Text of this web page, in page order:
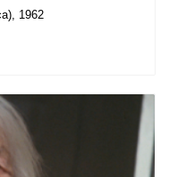
1962